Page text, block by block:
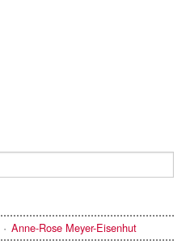
Anne-Rose Meyer-Eisenhut